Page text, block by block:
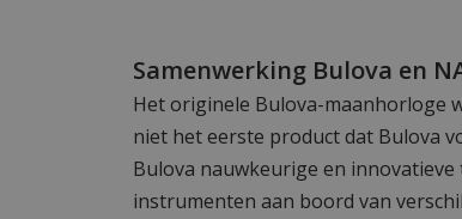
Samenwerking Bulova en
Het originele Bulova-maanhorloge
niet het eerste product dat Bulova
Bulova nauwkeurige en
instrumenten aan boord van